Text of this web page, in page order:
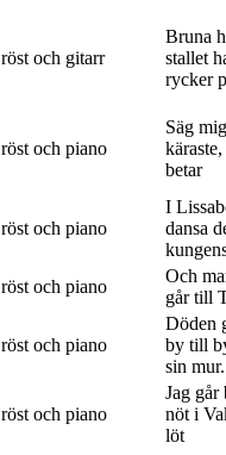
röst och gitarr
Bruna
stallet
rycker
röst och piano
Säg
betar
röst och piano
I
dansa
röst och piano
Och
går till
röst och piano
Döden
by till
sin
röst och piano
Jag går
nöt i
löt